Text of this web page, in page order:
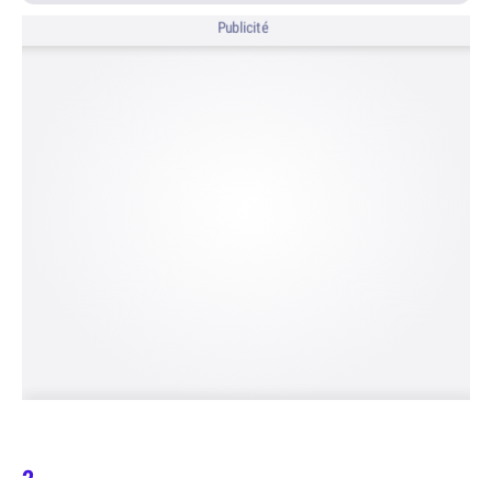
Publicité